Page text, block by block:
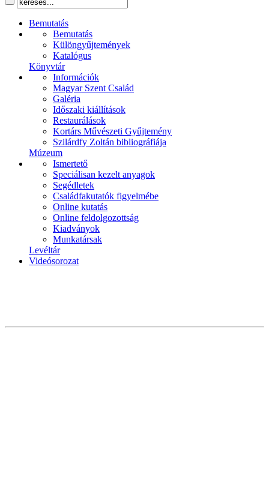
Bemutatás
Bemutatás
Különgyűjtemények
Katalógus
Könyvtár
Információk
Magyar Szent Család
Galéria
Időszaki kiállítások
Restaurálások
Kortárs Művészeti Gyűjtemény
Szilárdfy Zoltán bibliográfiája
Múzeum
Ismertető
Speciálisan kezelt anyagok
Segédletek
Családfakutatók figyelmébe
Online kutatás
Online feldolgozottság
Kiadványok
Munkatársak
Levéltár
Videósorozat